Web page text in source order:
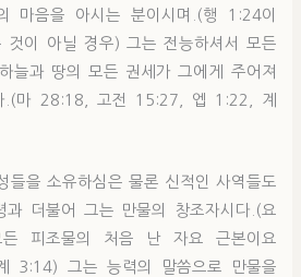
마음을 아시는 분이시며.(행 1:24이
것이 아닐 경우) 그는 전능하셔서 모든
늘과 땅의 모든 권세가 그에게 주어져
.(마 28:18, 고전 15:27, 엡 1:22, 계
들을 소유하심은 물론 신적인 사역들도
과 더불어 그는 만물의 창조자시다.(요
피조물의 처음 난 자요 근본이요
3:14) 그는 능력의 말씀으로 만물을